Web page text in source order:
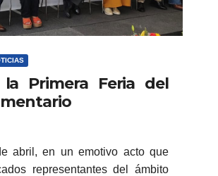
la Primera Feria del
abril, en un emotivo acto que
representantes del ámbito